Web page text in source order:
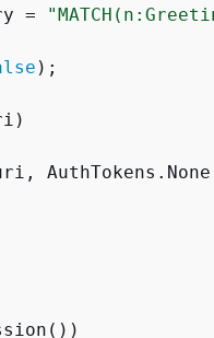
=
);
)